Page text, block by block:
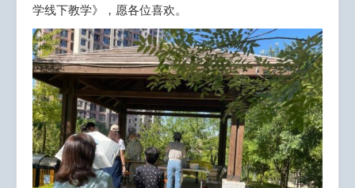
学线下教学》，愿各位喜欢。